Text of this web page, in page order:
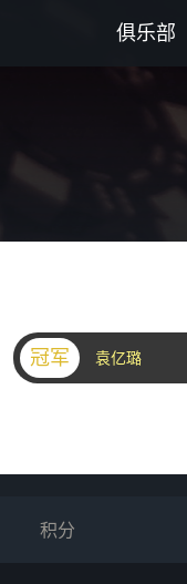
俱乐部
冠军 袁亿璐
积分